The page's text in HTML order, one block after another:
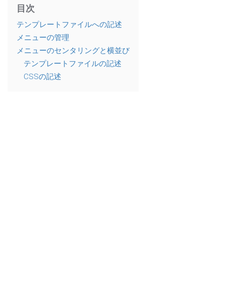
目次
テンプレートファイルへの記述
メニューの管理
メニューのセンタリングと横並び
テンプレートファイルの記述
CSSの記述